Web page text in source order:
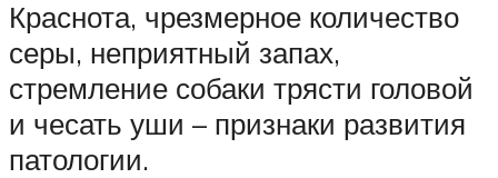
Краснота, чрезмерное количество
серы, неприятный запах,
стремление собаки трясти головой
и чесать уши – признаки развития
патологии.